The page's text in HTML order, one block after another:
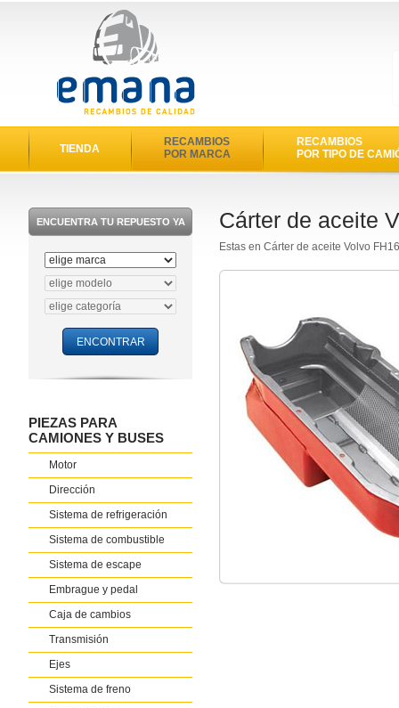
TIENDA
RECAMBIOS
POR MARCA
RECAMBIOS
POR TIPO DE
ENCUENTRA TU REPUESTO YA
PIEZAS PARA
CAMIONES Y BUSES
Motor
Dirección
Sistema de refrigeración
Sistema de combustible
Sistema de escape
Embrague y pedal
Caja de cambios
Transmisión
Ejes
Sistema de freno
Cárter de aceite
Estas en Cárter de aceite Volvo